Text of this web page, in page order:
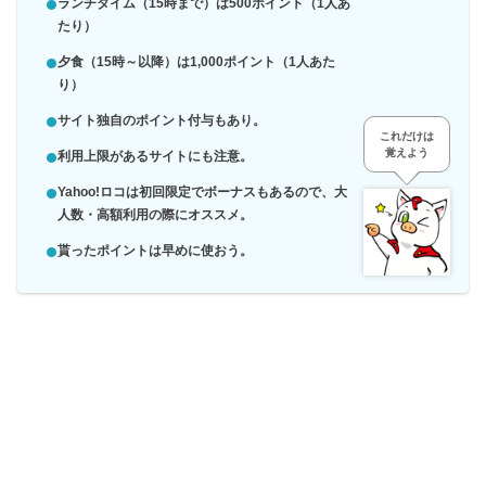
たり）
夕食（15時～以降）は1,000ポイント（1人あた
り）
サイト独自のポイント付与もあり。
利用上限があるサイトにも注意。
Yahoo!ロコは初回限定でボーナスもあるので、大
人数・高額利用の際にオススメ。
貰ったポイントは早めに使おう。
これだけは
覚えよう